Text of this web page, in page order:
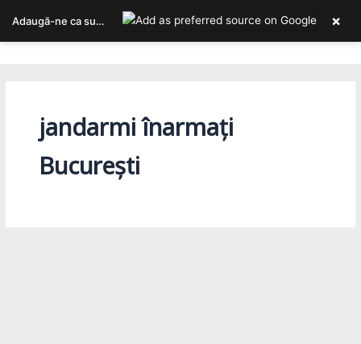
content
jandarmi înarmați
București
Adaugă-ne ca sursa ta preferată pe Google ×